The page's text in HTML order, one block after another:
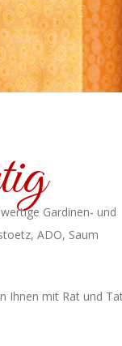
Gardinen- und
ADO, Saum
Ihnen mit Rat und